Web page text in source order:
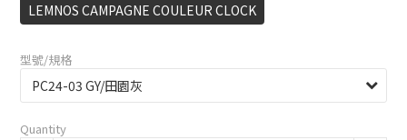
LEMNOS CAMPAGNE COULEUR CLOCK
型號/規格
Quantity